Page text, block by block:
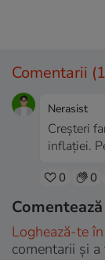
Comentarii
Nerasist
Creșteri
inflației.
0 0
Comentează
Loghează-te
comentarii și